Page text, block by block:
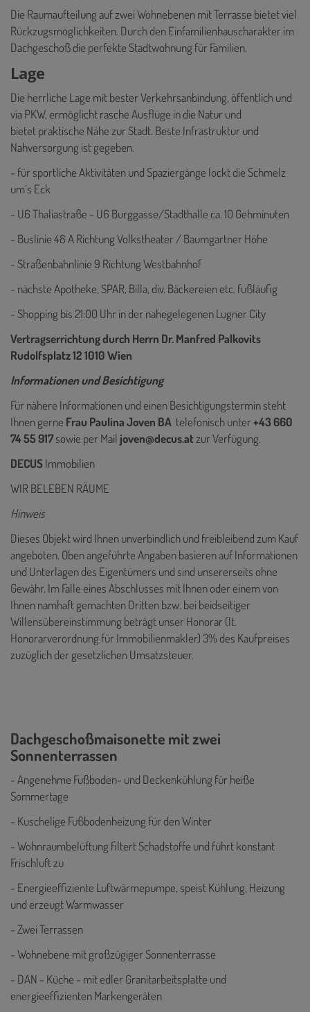
Die Raumaufteilung auf zwei Wohnebenen mit Terrasse bietet viel
Rückzugsmöglichkeiten. Durch den Einfamilienhauscharakter im
Dachgeschoß die perfekte Stadtwohnung für Familien.
Lage
Die herrliche Lage mit bester Verkehrsanbindung, öffentlich und
via PKW, ermöglicht rasche Ausflüge in die Natur und
bietet praktische Nähe zur Stadt. Beste Infrastruktur und
Nahversorgung ist gegeben.
- für sportliche Aktivitäten und Spaziergänge lockt die Schmelz
um´s Eck
- U6 Thaliastraße - U6 Burggasse/Stadthalle ca. 10 Gehminuten
- Buslinie 48 A Richtung Volkstheater / Baumgartner Höhe
- Straßenbahnlinie 9 Richtung Westbahnhof
- nächste Apotheke, SPAR, Billa, div. Bäckereien etc. fußläufig
- Shopping bis 21:00 Uhr in der nahegelegenen Lugner City
Vertragserrichtung durch Herrn Dr. Manfred Palkovits
Rudolfsplatz 12 1010 Wien
Informationen und Besichtigung
Für nähere Informationen und einen Besichtigungstermin steht
Ihnen gerne Frau Paulina Joven BA telefonisch unter+43 660
74 55 917sowie per Mail joven@decus.atzur Verfügung.
DECUSImmobilien
WIR BELEBEN RÄUME
Hinweis
Dieses Objekt wird Ihnen unverbindlich und freibleibend zum Kauf
angeboten. Oben angeführte Angaben basieren auf Informationen
und Unterlagen des Eigentümers und sind unsererseits ohne
Gewähr. Im Falle eines Abschlusses mit Ihnen oder einem von
Ihnen namhaft gemachten Dritten bzw. bei beidseitiger
Willensübereinstimmung beträgt unser Honorar (lt.
Honorarverordnung für Immobilienmakler) 3% des Kaufpreises
zuzüglich der gesetzlichen Umsatzsteuer.
Dachgeschoßmaisonette mit zwei
Sonnenterrassen
- Angenehme Fußboden- und Deckenkühlung für heiße
Sommertage
- Kuschelige Fußbodenheizung für den Winter
- Wohnraumbelüftung filtert Schadstoffe und führt konstant
Frischluft zu
- Energieeffiziente Luftwärmepumpe, speist Kühlung, Heizung
und erzeugt Warmwasser
- Zwei Terrassen
- Wohnebene mit großzügiger Sonnenterrasse
- DAN - Küche - mit edler Granitarbeitsplatte und
energieeffizienten Markengeräten